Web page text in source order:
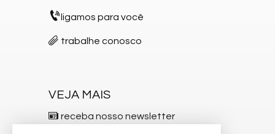
ligamos para você
trabalhe conosco
VEJA MAIS
receba nosso newsletter